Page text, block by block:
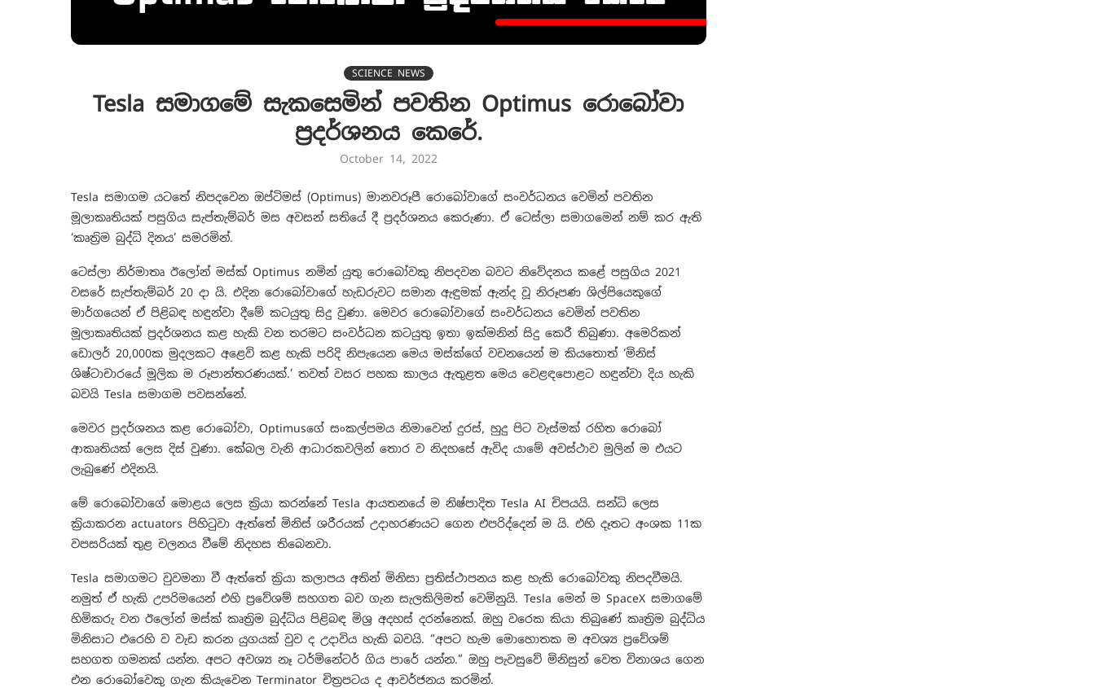
SCIENCE NEWS
Tesla සමාගමේ සැකසෙමින් පවතින Optimus රොබෝවා
ප්‍රදර්ශනය කෙරේ.
October 14, 2022
Tesla සමාගම යටතේ නිපදවෙන ඔප්ටිමස් (Optimus) මානවරූපී රොබෝවාගේ සංවර්ධනය වෙමින් පවතින
මූලාකෘතියක් පසුගිය සැප්තැම්බර් මස අවසන් සතියේ දී ප්‍රදර්ශනය කෙරුණා. ඒ ටෙස්ලා සමාගමෙන් නම් කර ඇති
‘කෘත්‍රිම බුද්ධි දිනය’ සමරමින්.
ටෙස්ලා නිර්මාතෘ ඊලෝන් මස්ක් Optimus නමින් යුතු රොබෝවකු නිපදවන බවට නිවේදනය කළේ පසුගිය 2021
වසරේ සැප්තැම්බර් 20 දා යි. එදින රොබෝවාගේ හැඩරුවට සමාන ඇඳුමක් ඇන්ද වූ නිරූපණ ශිල්පියෙකුගේ
මාර්ගයෙන් ඒ පිළිබඳ හඳුන්වා දීමේ කටයුතු සිදු වුණා. මෙවර රොබෝවාගේ සංවර්ධනය වෙමින් පවතින
මූලාකෘතියක් ප්‍රදර්ශනය කළ හැකි වන තරමට සංවර්ධන කටයුතු ඉතා ඉක්මනින් සිදු කෙරී තිබුණා. අමෙරිකන්
ඩොලර් 20,000ක මුදලකට අළෙවි කළ හැකි පරිදි නිපැයෙන මෙය මස්ක්ගේ වචනයෙන් ම කියතොත් ‘මිනිස්
ශිෂ්ටාචාරයේ මූලික ම රූපාන්තරණයක්.’ තවත් වසර පහක කාලය ඇතුළත මෙය වෙළඳපොළට හඳුන්වා දිය හැකි
බවයි Tesla සමාගම පවසන්නේ.
මෙවර ප්‍රදර්ශනය කළ රොබෝවා, Optimus⁣ගේ සංකල්පමය නිමාවෙන් දුරස්, හුදු පිට වැස්මක් රහිත රොබෝ
ආකෘතියක් ලෙස දිස් වුණා. කේබල වැනි ආධාරකවලින් තොර ව නිදහසේ ඇවිද යාමේ අවස්ථාව මුලින් ම එයට
ලැබුණේ එදිනයි.
මේ රොබෝවාගේ මොළය ලෙස ක්‍රියා කරන්⁣නේ Tesla ආයතනයේ ම නිෂ්පාදිත Tesla AI චිපයයි. සන්ධි ලෙස
ක්‍රියාකරන actuators පිහිටුවා ඇත්තේ මිනිස් ශරීරයක් උදාහරණයට ගෙන එපරිද්දෙන් ම යි. එහි දෑතට අංශක 11ක
වපසරියක් තුළ චලනය වීමේ නිදහස තිබෙනවා.
Tesla සමාගමට වුවමනා වී ඇත්තේ ක්‍රියා කලාපය අතින් මිනිසා ප්‍රතිස්ථාපනය කළ හැකි රොබෝවකු නිපදවීමයි.
නමුත් ඒ හැකි උපරිමයෙන් එහි ප්‍රවේශම් සහගත බව ගැන සැලකිලිමත් වෙමිනුයි. Tesla මෙන් ම SpaceX සමාගමේ
හිමිකරු වන ඊලෝන් මස්ක් කෘත්‍රිම බුද්ධිය පිළිබඳ මිශ්‍ර අදහස් දරන්නෙක්. ඔහු වරෙක කියා තිබුණේ කෘත්‍රිම බුද්ධිය
මිනිසාට එරෙහි ව වැඩ කරන යුගයක් වුව ද උදාවිය හැකි බවයි. “අපට හැම මොහොතක ම අවශ්‍ය ප්‍රවේශම්
සහගත ගමනක් යන්න. අපට අවශ්‍ය නෑ ටර්මිනේටර් ගිය පාරේ යන්න.” ඔහු පැවසුවේ මිනිසුන් වෙත විනාශය ගෙන
එන රොබෝවෙකු ගැන කියැවෙන Terminator චිත්‍රපටය ද ආවර්ජනය කරමින්.